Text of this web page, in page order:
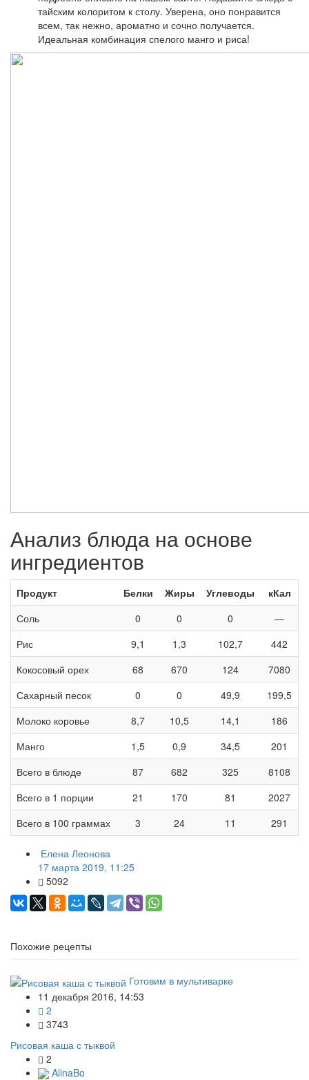
тайским колоритом к столу. Уверена, оно понравится
всем, так нежно, ароматно и сочно получается.
Идеальная комбинация спелого манго и риса!
Анализ блюда на основе
ингредиентов
Продукт Белки Жиры Углеводы
кКал
Соль
0 0 0
—
Рис
9,1 1,3 102,7
442
Кокосовый орех
68 670 124
7080
Сахарный песок
0 0 49,9
199,5
Молоко коровье
8,7 10,5 14,1
186
Манго
1,5 0,9 34,5
201
Всего в блюде
87 682 325
8108
Всего в 1 порции
21 170 81
2027
Всего в 100 граммах
3 24 11 291
Елена Леонова
17 марта 2019, 11:25
5092
Похожие рецепты
Готовим в мультиварке
11 декабря 2016, 14:53
2
3743
Рисовая каша с тыквой
2
AlinaBo